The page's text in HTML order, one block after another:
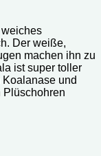
Der weiße,
machen ihn zu
ist super toller
und
Plüschohren